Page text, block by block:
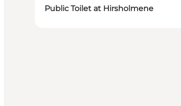
Public Toilet at Hirsholmene